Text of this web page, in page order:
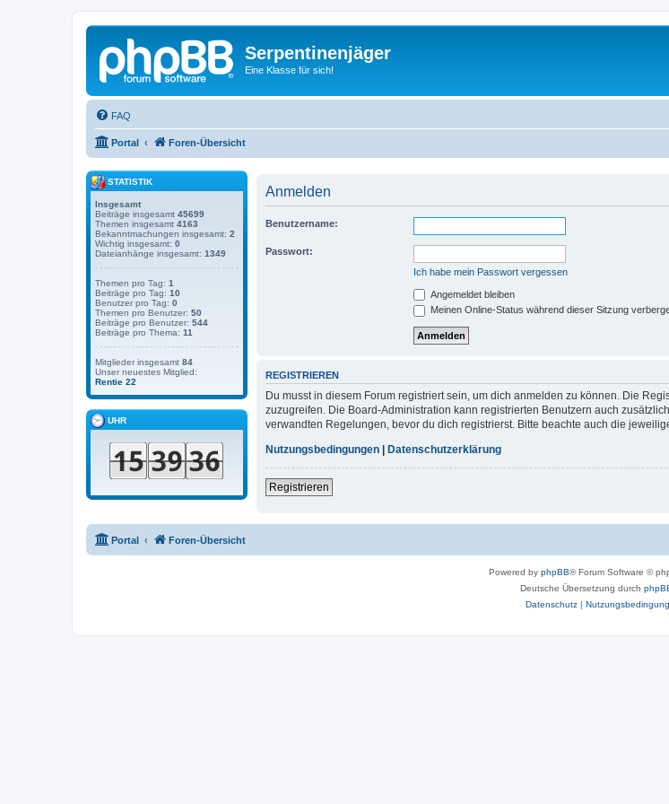
Serpentinenjäger
Eine Klasse für sich!
FAQ
Portal Foren-Übersicht
Anmelden
Benutzername:
Passwort:
Ich habe mein Passwort vergessen
Angemeldet bleiben
Meinen Online-Status während dieser Sitzung
REGISTRIEREN
Du musst in diesem Forum registriert sein, um dich anmelden zu können. Die
zuzugreifen. Die Board-Administration kann registrierten Benutzern auch
verwandten Regelungen, bevor du dich registrierst. Bitte beachte auch die
Nutzungsbedingungen
Datenschutzerklärung
Registrieren
STATISTIK
Insgesamt
Beiträge insgesamt 45699
Themen insgesamt 4163
Bekanntmachungen insgesamt: 2
Wichtig insgesamt: 0
Dateianhänge insgesamt: 1349
Themen pro Tag: 1
Beiträge pro Tag: 10
Benutzer pro Tag: 0
Themen pro Benutzer: 50
Beiträge pro Benutzer: 544
Beiträge pro Thema: 11
Mitglieder insgesamt 84
Unser neuestes Mitglied:
Rentie 22
UHR
Portal Foren-Übersicht
Powered by phpBB® Forum Software ©
Deutsche Übersetzung durch
Datenschutz|